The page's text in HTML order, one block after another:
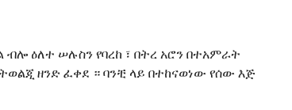
ዕለተ ሠሉስን የባረከ ፣ በትረ አሮን በተአምራት
ዘንድ ፈቀደ ። ባንቺ ላይ በተከናወነው የሰው እጅ